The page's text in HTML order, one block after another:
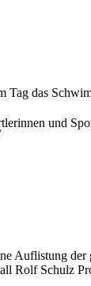
und
das
Auflistung
Rolf Schulz